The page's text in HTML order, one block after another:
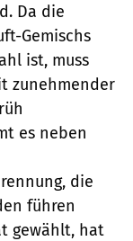
Da die
Gemischs
ist, muss
zunehmender
es neben
die
führen
gewählt, hat